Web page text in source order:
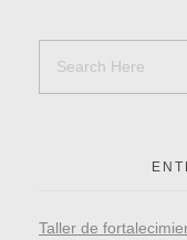
Taller de